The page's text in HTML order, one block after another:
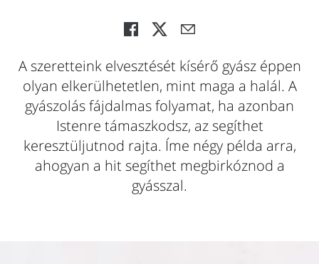
A szeretteink elvesztését kísérő gyász éppen
olyan elkerülhetetlen, mint maga a halál. A
gyászolás fájdalmas folyamat, ha azonban
Istenre támaszkodsz, az segíthet
keresztüljutnod rajta. Íme négy példa arra,
ahogyan a hit segíthet megbirkóznod a
gyásszal.